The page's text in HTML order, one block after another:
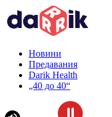
Новини
Предавания
Darik Health
„40 до 40“